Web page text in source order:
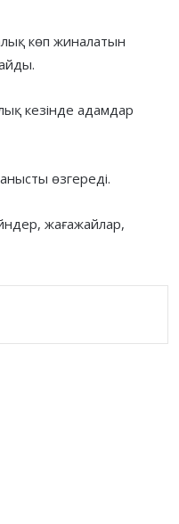
көп жиналатын
кезінде адамдар
өзгереді.
жағажайлар,